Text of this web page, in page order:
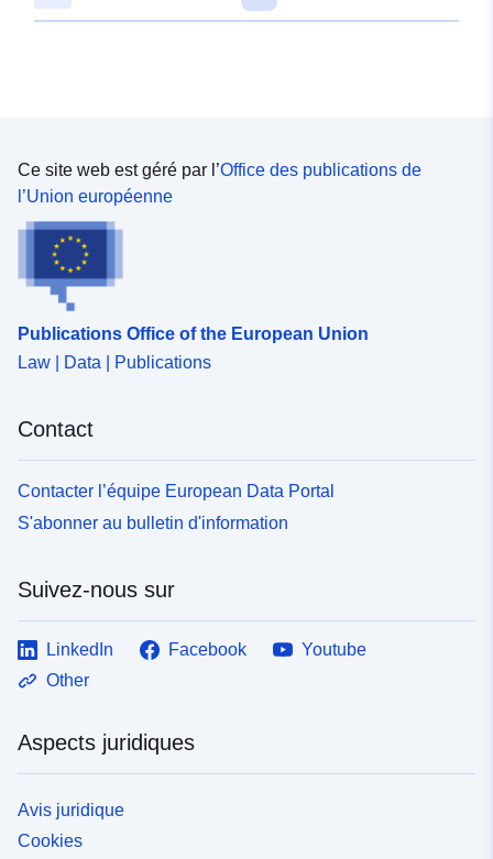
- des secteurs de taille et de capacité limitées où des
que les équipements existants à la périphérie sont ou
raison du potentiel agronomique, biologique ou
économique des terres agricoles. Peuvent être classés
non, à protéger en raison soit de la qualité des sites,
des milieux naturels, des paysages et de leur intérêt,
notamment du point de vue esthétique, historique ou
écologique, soit de l'existence d'une exploitation
forestière, soit de leur caractère d'espaces naturels. A
l'intérieur des zones N, peuvent être délimités : - des
- des secteurs de taille et de capacité limitées où des
constructions sont possibles sous condition
d'implantation et de densité.
Ce site web est géré par l’Office des publications de
l’Union européenne
Publications Office of the European Union
Law | Data | Publications
Contact
Contacter l’équipe European Data Portal
S'abonner au bulletin d'information
Suivez-nous sur
LinkedIn Facebook
Youtube
Other
Aspects juridiques
Avis juridique
Cookies